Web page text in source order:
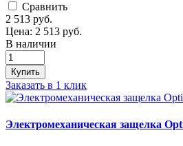
Cравнить
2 513 руб.
Цена: 2 513 руб.
В наличии
Купить
Заказать в 1 клик
Электромеханическая защелка